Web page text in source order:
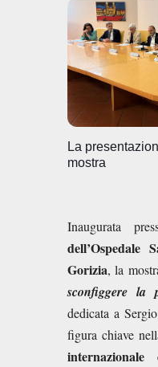
e
b
o
o
k
La
mostra
Inaugurata
Gorizia, la
sconfiggere la
dedicata a
figura chiave